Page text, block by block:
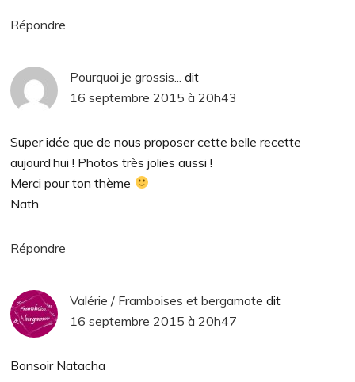
Répondre
Pourquoi je grossis...
dit
16 septembre 2015 à 20h43
Super idée que de nous proposer cette belle recette
aujourd’hui ! Photos très jolies aussi !
Merci pour ton thème
Nath
Répondre
Valérie / Framboises et bergamote dit
16 septembre 2015 à 20h47
Bonsoir Natacha